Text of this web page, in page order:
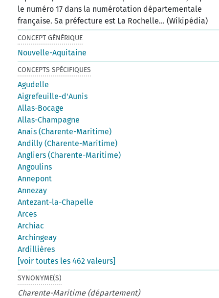
le numéro 17 dans la numérotation départementale
française. Sa préfecture est La Rochelle... (Wikipédia)
CONCEPT GÉNÉRIQUE
Nouvelle-Aquitaine
CONCEPTS SPÉCIFIQUES
Agudelle
Aigrefeuille-d'Aunis
Allas-Bocage
Allas-Champagne
Anais (Charente-Maritime)
Andilly (Charente-Maritime)
Angliers (Charente-Maritime)
Angoulins
Annepont
Annezay
Antezant-la-Chapelle
Arces
Archiac
Archingeay
Ardillières
[voir toutes les 462 valeurs]
SYNONYME(S)
Charente-Maritime (département)